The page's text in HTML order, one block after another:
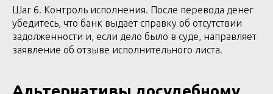
Шаг 6. Контроль исполнения. После перевода денег
убедитесь, что банк выдает справку об отсутствии
задолженности и, если дело было в суде, направляет
заявление об отзыве исполнительного листа.